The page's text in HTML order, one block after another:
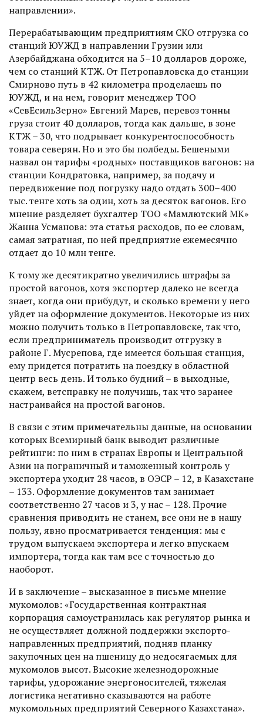
направлении».
Перерабатывающим предприятиям СКО отгрузка со
станций ЮУЖД в направлении Грузии или
Азербайджана обходится на 5–10 долларов дороже,
чем со станций КТЖ. От Петропавловска до станции
Смирново путь в 42 километра проделаешь по
ЮУЖД, и на нем, говорит менеджер ТОО
«СевЕсильЗерно» Евгений Марев, перевоз тонны
груза стоит 40 долларов, тогда как дальше, в зоне
КТЖ – 30, что подрывает конкурентоспособность
товара северян. Но и это бы полбеды. Бешеными
назвал он тарифы «родных» поставщиков вагонов: на
станции Кондратовка, например, за подачу и
передвижение под погрузку надо отдать 300–400
тыс. тенге хоть за один, хоть за десяток вагонов. Его
мнение разделяет бухгалтер ТОО «Мамлютский МК»
Жанна Усманова: эта статья расходов, по ее словам,
самая затратная, по ней предприятие ежемесячно
отдает до 10 млн тенге.
К тому же десятикратно увеличились штрафы за
прос­той вагонов, хотя экспортер далеко не всегда
знает, когда они прибудут, и сколько времени у него
уйдет на оформление документов. Некоторые из них
можно получить только в Петропавловске, так что,
если предприниматель производит отгрузку в
районе Г. Мусрепова, где имеется большая станция,
ему придется потратить на поездку в областной
центр весь день. И только будний – в выходные,
скажем, ветсправку не получишь, так что заранее
настраивайся на простой вагонов.
В связи с этим примечательны данные, на основании
которых Всемирный банк выводит различные
рейтинги: по ним в странах Европы и Центральной
Азии на пограничный и таможенный контроль у
экспортера уходит 28 часов, в ОЭСР – 12, в Казахстане
– 133. Оформление документов там занимает
соответственно 27 часов и 3, у нас – 128. Прочие
сравнения приводить не станем, все они не в нашу
пользу, явно просматривается тенденция: мы с
трудом выпускаем экспортера и легко впускаем
импортера, тогда как там все с точностью до
наоборот.
И в заключение – высказанное в письме мнение
мукомолов: «Государственная контрактная
корпорация самоустранилась как регулятор рынка и
не осуществляет долж­ной поддержки экспорто­
направленных предприятий, подняв планку
закупочных цен на пшеницу до недосягае­мых для
мукомолов высот. Высокие железнодорожные
тарифы, удорожание энергоносителей, тяжелая
логистика негативно сказываются на работе
мукомольных предприя­тий Северного Казахстана».